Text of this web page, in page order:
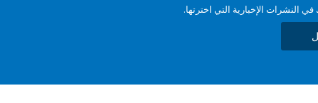
النشرات الإخبارية التي اخترتها.